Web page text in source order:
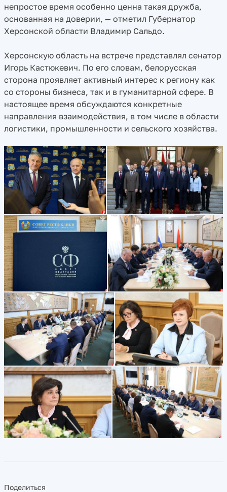
непростое время особенно ценна такая дружба,
основанная на доверии, — отметил Губернатор
Херсонской области Владимир Сальдо.
Херсонскую область на встрече представлял сенатор
Игорь Кастюкевич. По его словам, белорусская
сторона проявляет активный интерес к региону как
со стороны бизнеса, так и в гуманитарной сфере. В
настоящее время обсуждаются конкретные
направления взаимодействия, в том числе в области
логистики, промышленности и сельского хозяйства.
Поделиться